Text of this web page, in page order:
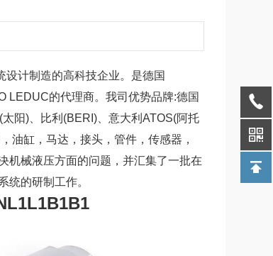
计制造的高科技企业。是德国
LEDUC的代理商。我司优势品牌:德国
阳)、比利(BERI)、意大利ATOS(阿托
油缸，马达，接头，管件，传感器，
机械液压方面的问题，并汇集了一批在
统的研制工作。